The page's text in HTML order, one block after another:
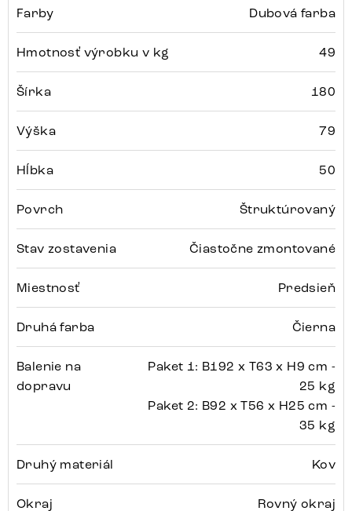
Farby Dubová farba
Hmotnosť výrobku v kg 49
Šírka 180
Výška 79
Hĺbka 50
Povrch Štruktúrovaný
Stav zostavenia Čiastočne zmontované
Miestnosť Predsieň
Druhá farba Čierna
Balenie na
dopravu
Paket 1: B192 x T63 x H9 cm -
25 kg
Paket 2: B92 x T56 x H25 cm -
35 kg
Druhý materiál Kov
Okraj Rovný okraj